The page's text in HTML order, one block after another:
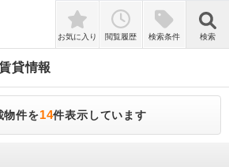
検索
お気に入り 閲覧履歴 検索条件 検索
貸情報
物件を14件表示しています